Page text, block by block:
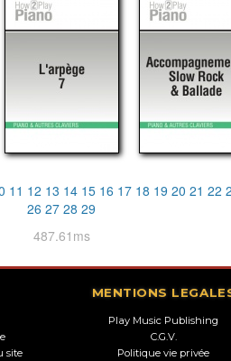
11 12 13 14 15 16 17 18 19 20 21 22
26 27 28 29
487.61ms
site
MENTIONS
Play Music Publishing
C.G.V.
Politique vie privée